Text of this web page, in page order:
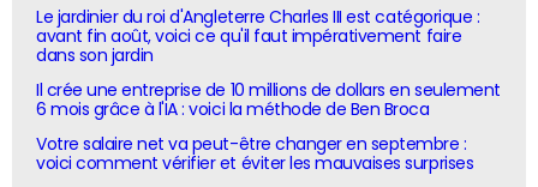
Le jardinier du roi d'Angleterre Charles III est catégorique :
avant fin août, voici ce qu'il faut impérativement faire
dans son jardin
Il crée une entreprise de 10 millions de dollars en seulement
6 mois grâce à l'IA : voici la méthode de Ben Broca
Votre salaire net va peut-être changer en septembre :
voici comment vérifier et éviter les mauvaises surprises